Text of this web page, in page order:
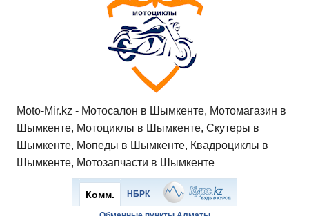
Moto-Mir.kz - Мотосалон в Шымкенте, Мотомагазин в
Шымкенте, Мотоциклы в Шымкенте, Скутеры в
Шымкенте, Мопеды в Шымкенте, Квадроциклы в
Шымкенте, Мотозапчасти в Шымкенте